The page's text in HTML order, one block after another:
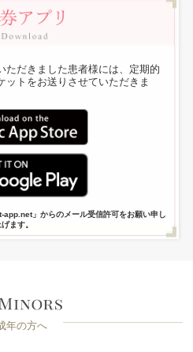
ただきました患者様には、定期的
ットをお送りさせていただきま
」からのメール受信許可をお願い申し
げます。
年の方へ